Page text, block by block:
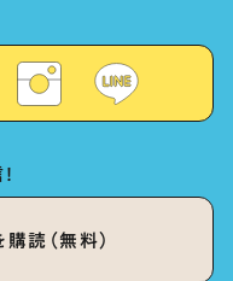
読（無料）